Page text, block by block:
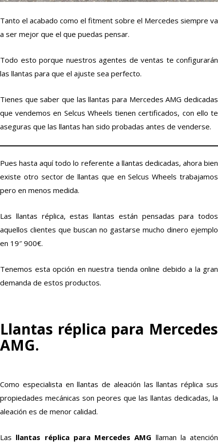
Tanto el acabado como el fitment sobre el Mercedes siempre va
a ser mejor que el que puedas pensar.
Todo esto porque nuestros agentes de ventas te configurarán
las llantas para que el ajuste sea perfecto.
Tienes que saber que las llantas para Mercedes AMG dedicadas
que vendemos en Selcus Wheels tienen certificados, con ello te
aseguras que las llantas han sido probadas antes de venderse.
Pues hasta aquí todo lo referente a llantas dedicadas, ahora bien
existe otro sector de llantas que en Selcus Wheels trabajamos
pero en menos medida.
Las llantas réplica, estas llantas están pensadas para todos
aquellos clientes que buscan no gastarse mucho dinero ejemplo
en 19″ 900€.
Tenemos esta opción en nuestra tienda online debido a la gran
demanda de estos productos.
Llantas réplica para Mercedes
AMG.
Como especialista en llantas de aleación las llantas réplica sus
propiedades mecánicas son peores que las llantas dedicadas, la
aleación es de menor calidad.
Las llantas réplica para Mercedes AMG llaman la atención